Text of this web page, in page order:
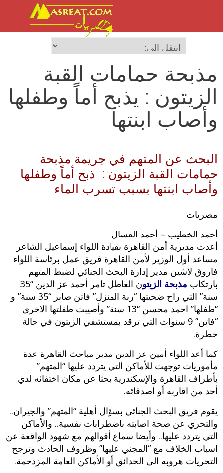
مذبحة حمامات القبة
الزيتون : يذبح أماً وطفلها
وأصاب ابنتها
البحث عن المتهم في جريمة مذبحة
حمامات القبة الزيتون : ذبح أماً وطفلها
وأصاب ابنتها بسبب تسرب الماء
مصريات
أحمد الخطيب – أحمد العسال
أعدت مديرية أمن القاهرة بقيادة اللواء إسماعيل الشاعر
مساعد أول الوزير لأمن القاهرة فريق عمل برئاسة اللواء
فاروق لاشين مدير إدارة البحث الجنائي لضبط المتهم
بارتكاب مذبحة الزيتو
ن العاطل تامر أحمد عز الدين “35
سنة” التي راح ضحيتها “ربة المنزل” فاتن صابر “35 سنة” و
“طفلها” احمد محسن “13 سنة” وأصيبت طفلتها الاخرى
“فاتن” 9 سنوات التي ترقد بمستشفي الزيتون في حالة
خطرة.
كما أعد اللواء أمين عز الدين مدير مباحث القاهرة عدة
مأموريات توجهت للأماكن التي يتردد عليها “المتهم”
بأطراف القاهرة والإسكندرية بحثا عن مكان اختفائه لدي
أحد من اقاربه أو اصدقائه.
يقوم فريق البحث الجنائي بسؤال أهلية “المتهم” والجيران..
والتحري عن صحة اصابته باضطرابات نفسية.. والأماكن
التي يتردد عليها.. وأيضا سماع أقوالهم مع شهود الواقعة عن
اسباب الخلاف مع “المجني عليها” وظروف الحادث وترجح
التحريات هروبه الى الحدائق أو الأماكن العامة المزدحمة.